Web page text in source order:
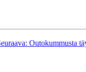
Outokummusta